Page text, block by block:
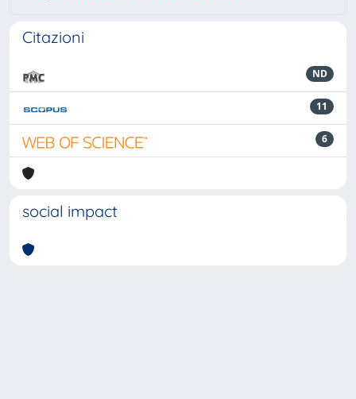
Citazioni
ND
11
6
social impact